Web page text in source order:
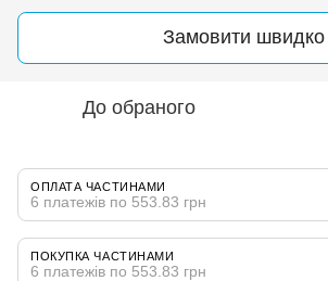
Замовити швидко
До обраного
ОПЛАТА ЧАСТИНАМИ
6 платежів по 553.83 грн
ПОКУПКА ЧАСТИНАМИ
6 платежів по 553.83 грн